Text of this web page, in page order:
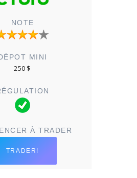
250 $
TRADER!